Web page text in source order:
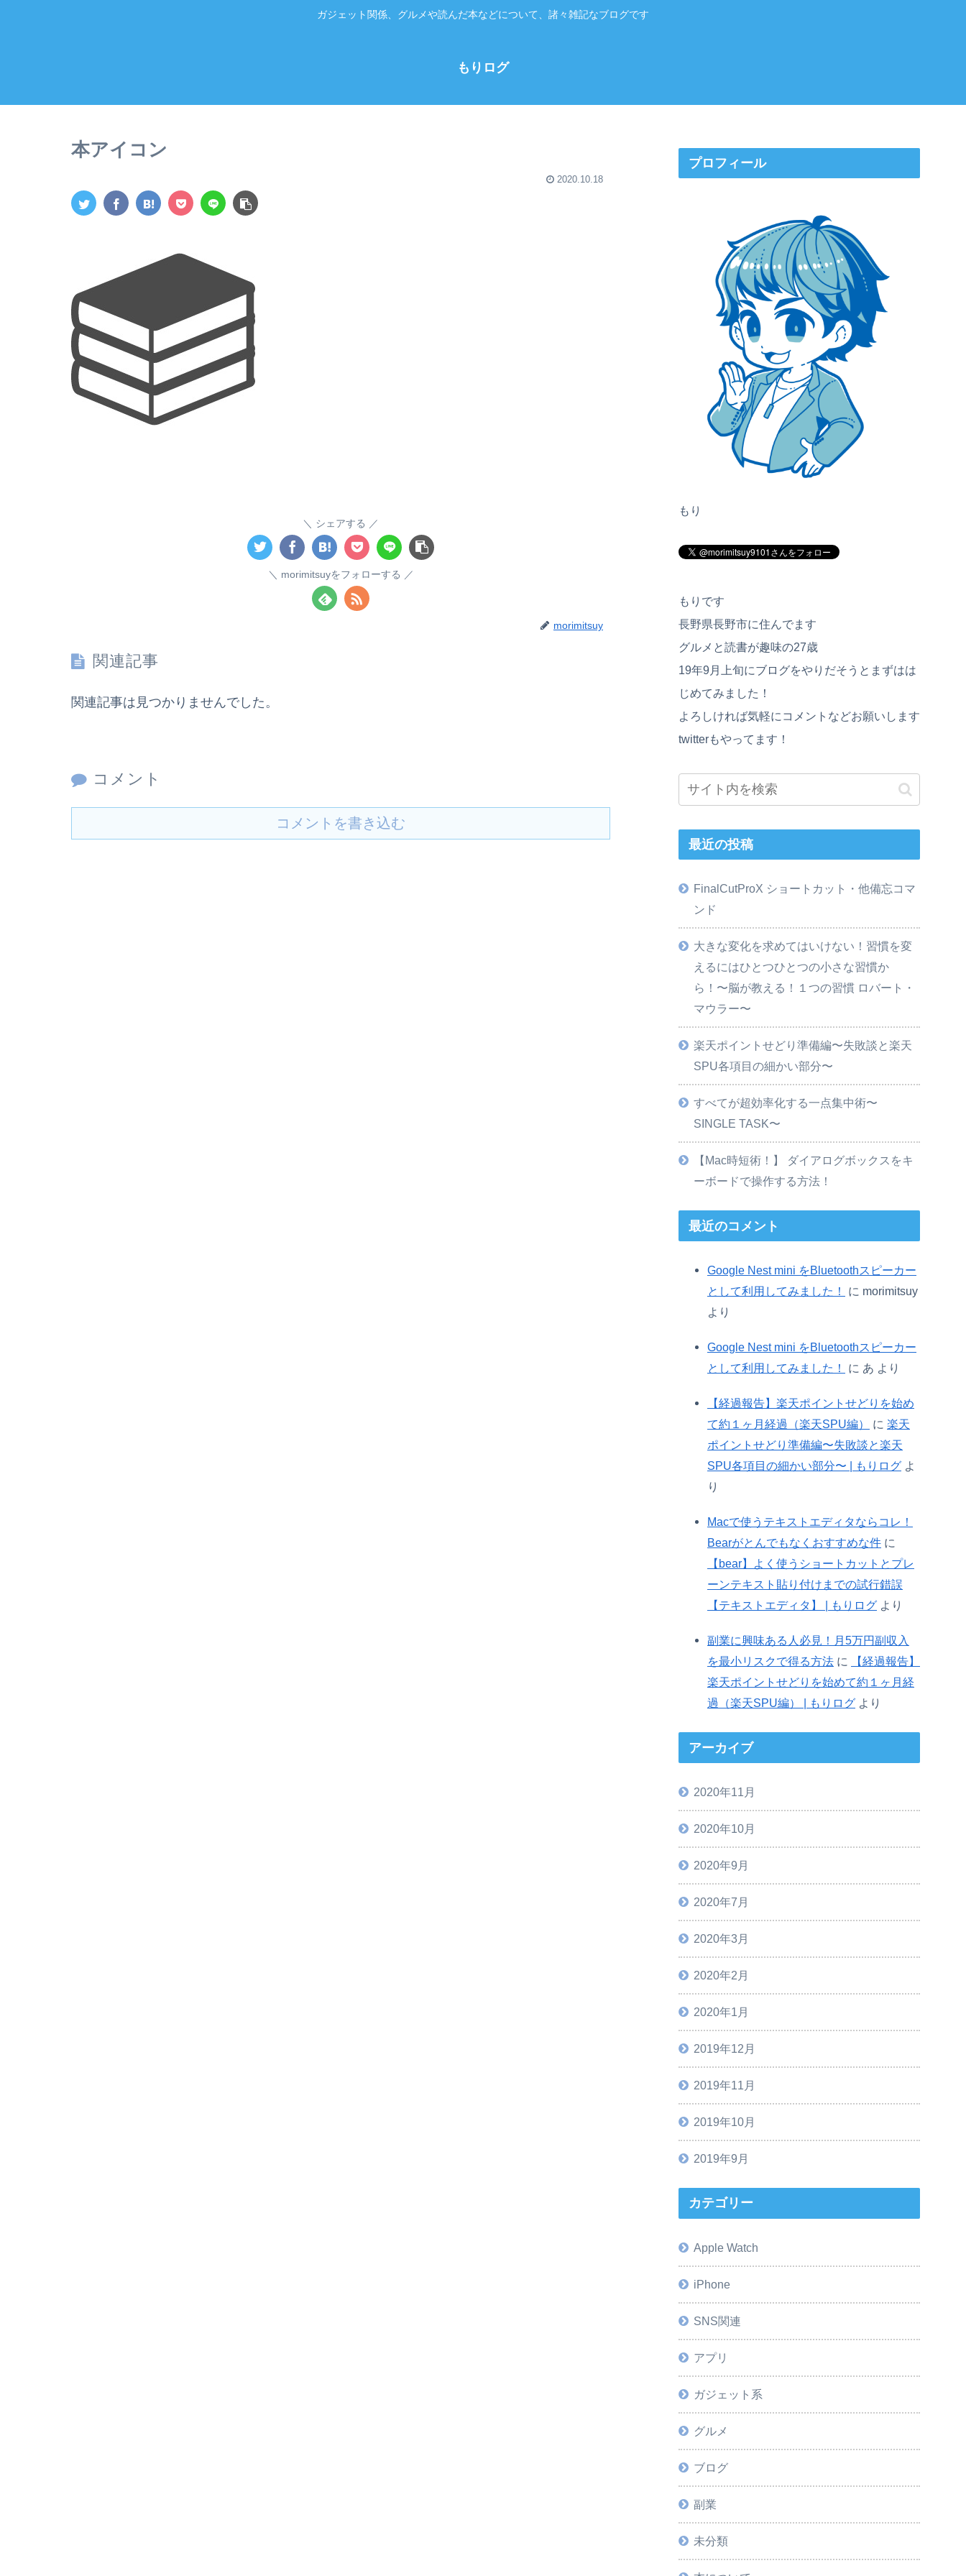
ガジェット関係、グルメや読んだ本などについて、諸々雑記なブログです
もりログ
本アイコン
2020.10.18
シェアする
morimitsuyをフォローする
morimitsuy
関連記事
関連記事は見つかりませんでした。
コメント
コメントを書き込む
プロフィール
もり
もりです
長野県長野市に住んでます
グルメと読書が趣味の27歳
19年9月上旬にブログをやりだそうとまずはは
じめてみました！
よろしければ気軽にコメントなどお願いします
twitterもやってます！
最近の投稿
FinalCutProX ショートカット・他備忘コマ
ンド
大きな変化を求めてはいけない！習慣を変
えるにはひとつひとつの小さな習慣か
ら！〜脳が教える！１つの習慣 ロバート・
マウラー〜
楽天ポイントせどり準備編〜失敗談と楽天
SPU各項目の細かい部分〜
すべてが超効率化する一点集中術〜
SINGLE TASK〜
【Mac時短術！】 ダイアログボックスをキ
ーボードで操作する方法！
最近のコメント
Google Nest mini をBluetoothスピーカー
として利用してみました！
に morimitsuy
より
Google Nest mini をBluetoothスピーカー
として利用してみました！
に あ より
【経過報告】楽天ポイントせどりを始め
て約１ヶ月経過（楽天SPU編）
に 楽天
ポイントせどり準備編〜失敗談と楽天
SPU各項目の細かい部分〜 | もりログ よ
り
Macで使うテキストエディタならコレ！
Bearがとんでもなくおすすめな件 に
【bear】よく使うショートカットとプレ
ーンテキスト貼り付けまでの試行錯誤
【テキストエディタ】 | もりログ より
副業に興味ある人必見！月5万円副収入
を最小リスクで得る方法 に
【経過報告】
楽天ポイントせどりを始めて約１ヶ月経
過（楽天SPU編） | もりログ より
アーカイブ
2020年11月
2020年10月
2020年9月
2020年7月
2020年3月
2020年2月
2020年1月
2019年12月
2019年11月
2019年10月
2019年9月
カテゴリー
Apple Watch
iPhone
SNS関連
アプリ
ガジェット系
グルメ
ブログ
副業
未分類